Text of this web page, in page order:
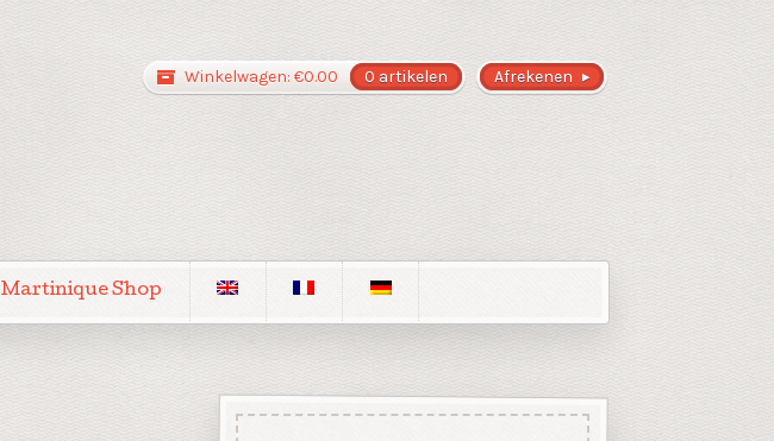
Afrekenen
Winkelwagen: €0.00 0 artikelen
Martinique Shop